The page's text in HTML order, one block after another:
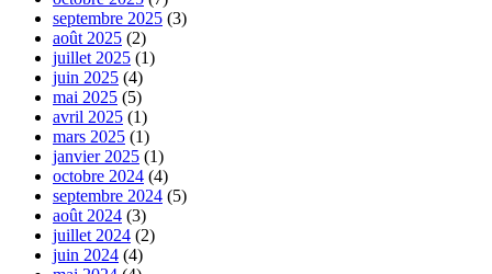
septembre 2025 (3)
août 2025 (2)
juillet 2025 (1)
juin 2025 (4)
mai 2025 (5)
avril 2025 (1)
mars 2025 (1)
janvier 2025 (1)
octobre 2024 (4)
septembre 2024 (5)
août 2024 (3)
juillet 2024 (2)
juin 2024 (4)